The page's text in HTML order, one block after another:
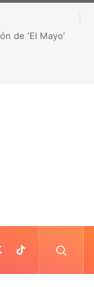
robar contenido?